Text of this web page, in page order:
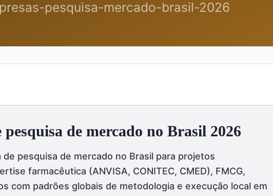
pesquisa de mercado no Brasil 2026
pesquisa de mercado no Brasil para projetos
farmacêutica (ANVISA, CONITEC, CMED), FMCG,
com padrões globais de metodologia e execução local em